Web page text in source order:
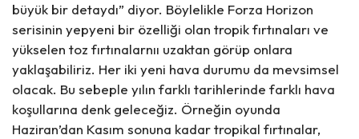
büyük bir detaydı” diyor. Böylelikle Forza Horizon
serisinin yepyeni bir özelliği olan tropik fırtınaları ve
yükselen toz fırtınalarnıı uzaktan görüp onlara
yaklaşabiliriz. Her iki yeni hava durumu da mevsimsel
olacak. Bu sebeple yılın farklı tarihlerinde farklı hava
koşullarına denk geleceğiz. Örneğin oyunda
Haziran’dan Kasım sonuna kadar tropikal fırtınalar,